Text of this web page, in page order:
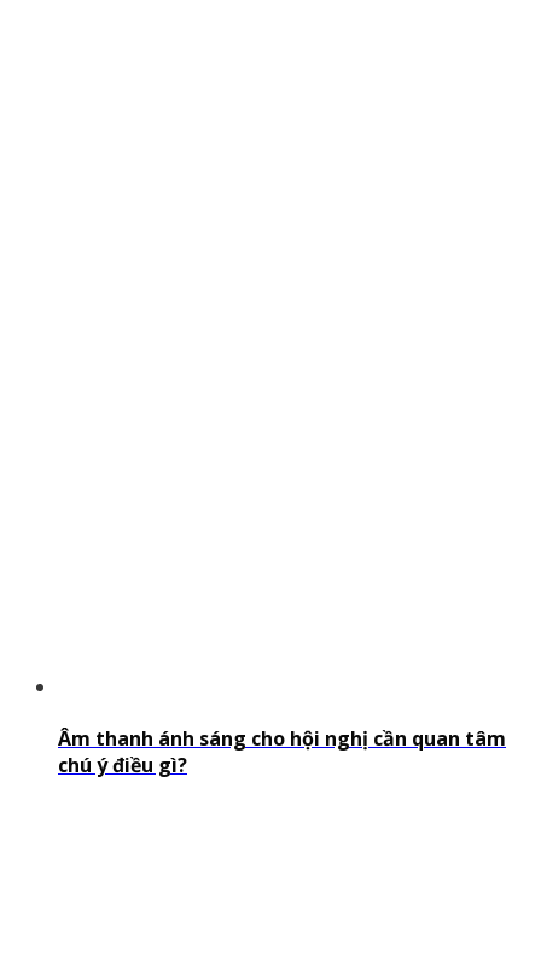
Âm thanh ánh sáng cho hội nghị cần quan tâm
chú ý điều gì?